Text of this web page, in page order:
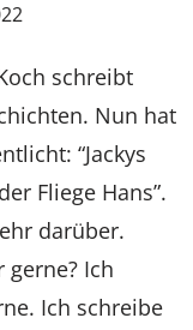
schreibt
Nun hat
“Jackys
Fliege Hans”.
darüber.
Ich
Ich schreibe